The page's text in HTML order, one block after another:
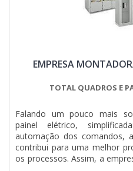
podendo
hidrostático;Medição
destrutivos;Entre outros.
altas temperaturas e
interior de tubos que são
DE REFERÊNCIAPrezando a
Serv-Cal traz inovações e
montagem, inspeção e
pressão, painéis elétricos
Solicite um
comunicação, e saiba mais!.
EMPRESA
TOTAL QUADROS E
Falando um pouco mais
painel elétrico,
automação dos comandos,
contribui para uma melhor
os processos. Assim, a